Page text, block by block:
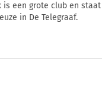
is een grote club en
in De Telegraaf.